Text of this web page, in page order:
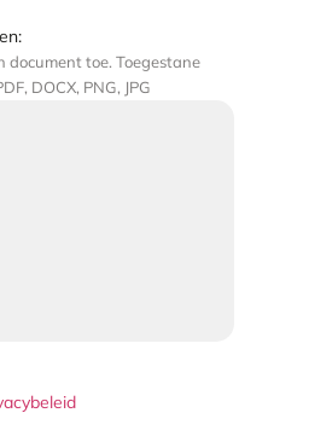
document toe. Toegestane
DOCX, PNG, JPG